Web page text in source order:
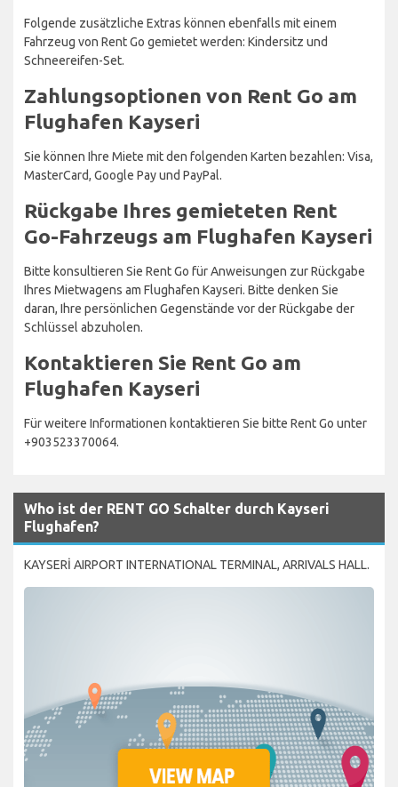
Folgende zusätzliche Extras können ebenfalls mit einem
Fahrzeug von Rent Go gemietet werden: Kindersitz und
Schneereifen-Set.
Zahlungsoptionen von Rent Go am
Flughafen Kayseri
Sie können Ihre Miete mit den folgenden Karten bezahlen: Visa,
MasterCard, Google Pay und PayPal.
Rückgabe Ihres gemieteten Rent
Go-Fahrzeugs am Flughafen Kayseri
Bitte konsultieren Sie Rent Go für Anweisungen zur Rückgabe
Ihres Mietwagens am Flughafen Kayseri. Bitte denken Sie
daran, Ihre persönlichen Gegenstände vor der Rückgabe der
Schlüssel abzuholen.
Kontaktieren Sie Rent Go am
Flughafen Kayseri
Für weitere Informationen kontaktieren Sie bitte Rent Go unter
+903523370064.
Who ist der RENT GO Schalter durch Kayseri
Flughafen?
KAYSERİ AIRPORT INTERNATIONAL TERMINAL, ARRIVALS HALL.